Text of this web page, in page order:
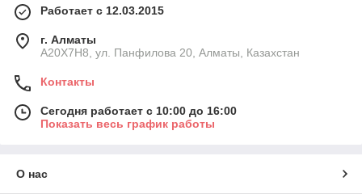
Работает с 12.03.2015
г. Алматы
A20X7H8, ул. Панфилова 20, Алматы, Казахстан
Контакты
Сегодня работает с 10:00 до 16:00
Показать весь график работы
О нас